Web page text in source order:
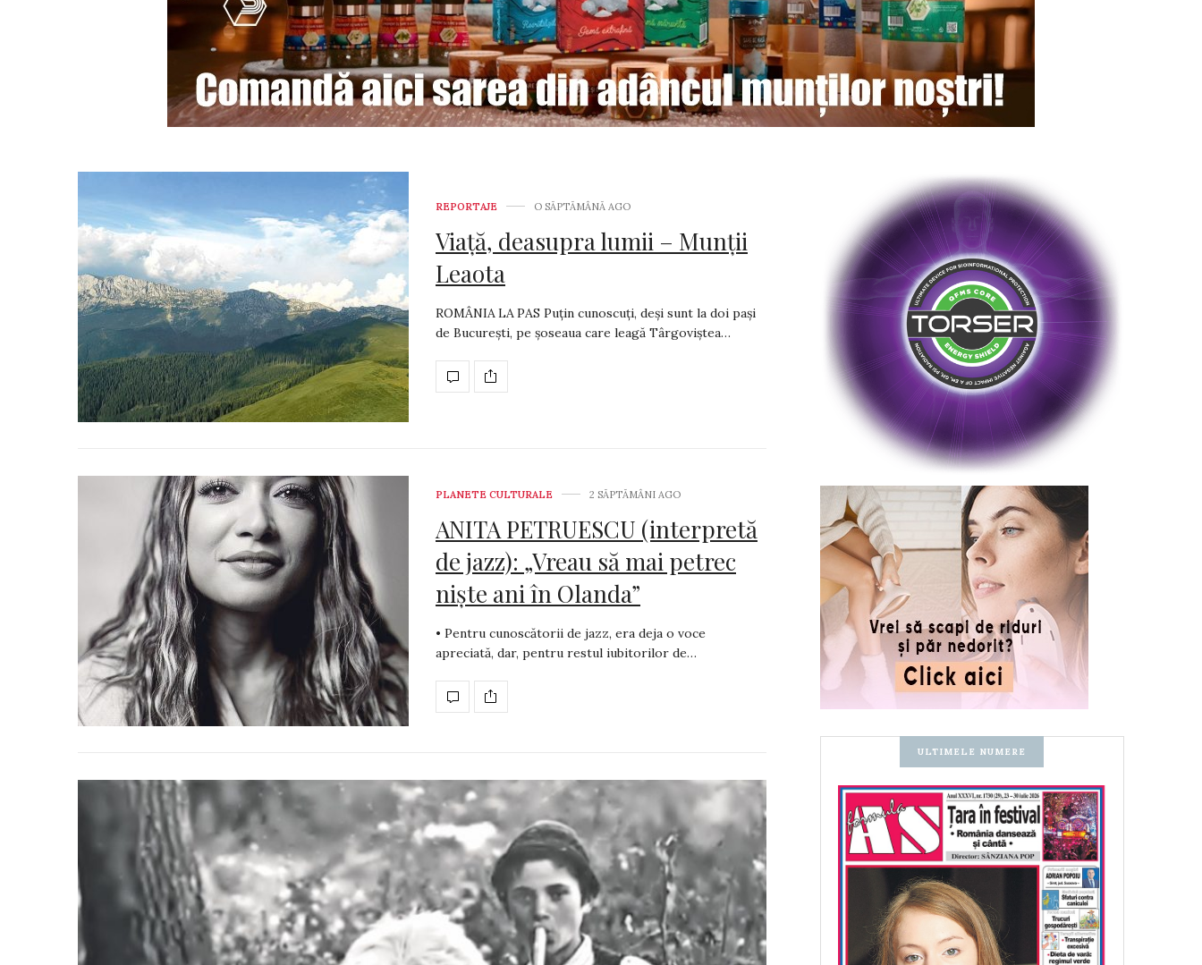
REPORTAJE O SĂPTĂMÂNĂ AGO
Viață, deasupra lumii – Munții
Leaota
ROMÂNIA LA PAS Puțin cunoscuți, deși sunt la doi pași
de București, pe șoseaua care leagă Târgoviștea…
PLANETE CULTURALE 2 SĂPTĂMÂNI AGO
ANITA PETRUESCU (interpretă
de jazz): „Vreau să mai petrec
niște ani în Olanda”
• Pentru cunoscătorii de jazz, era deja o voce
apreciată, dar, pentru restul iubitorilor de…
ULTIMELE NUMERE